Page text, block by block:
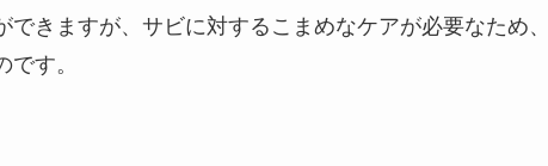
きますが、サビに対するこまめなケアが必要なため、
す。